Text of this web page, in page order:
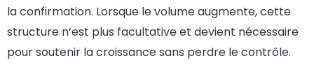
la confirmation. Lorsque le volume augmente, cette
structure n’est plus facultative et devient nécessaire
pour soutenir la croissance sans perdre le contrôle.